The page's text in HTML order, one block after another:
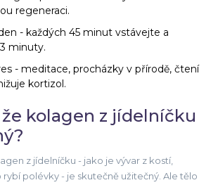
regeneraci.
- každých 45 minut vstávejte a
minuty.
- meditace, procházky v přírodě, čtení
kortizol.
že kolagen z jídelníčku
z jídelníčku - jako je vývar z kostí,
polévky - je skutečně užitečný. Ale tělo